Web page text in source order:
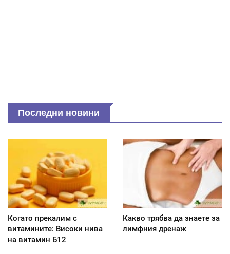
Последни новини
Когато прекалим с
витамините: Високи нива
на витамин Б12
Какво трябва да знаете за
лимфния дренаж